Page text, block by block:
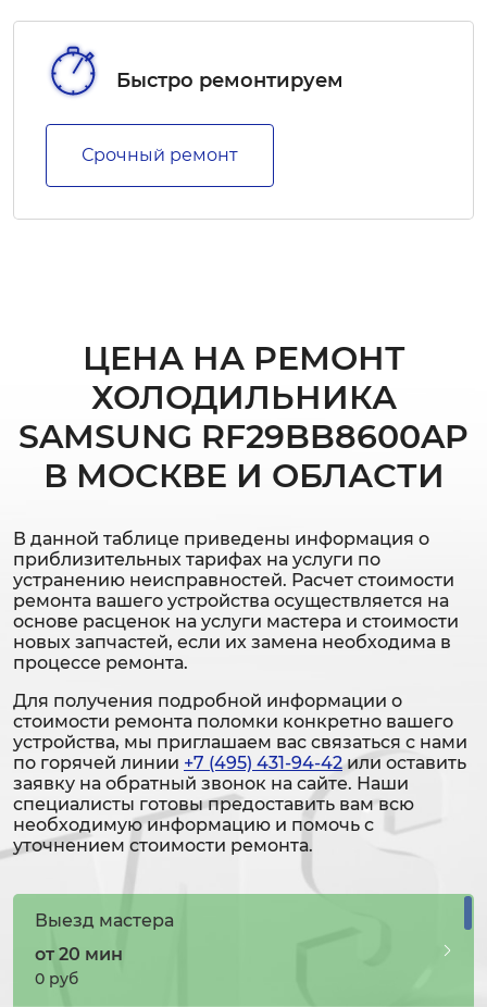
Быстро ремонтируем
Срочный ремонт
ЦЕНА НА РЕМОНТ
ХОЛОДИЛЬНИКА
SAMSUNG RF29BB8600AP
В МОСКВЕ И ОБЛАСТИ
В данной таблице приведены информация о
приблизительных тарифах на услуги по
устранению неисправностей. Расчет стоимости
ремонта вашего устройства осуществляется на
основе расценок на услуги мастера и стоимости
новых запчастей, если их замена необходима в
процессе ремонта.
Для получения подробной информации о
стоимости ремонта поломки конкретно вашего
устройства, мы приглашаем вас связаться с нами
по горячей линии +7 (495) 431-94-42 или оставить
заявку на обратный звонок на сайте. Наши
специалисты готовы предоставить вам всю
необходимую информацию и помочь с
уточнением стоимости ремонта.
Выезд мастера
от 20 мин
0 руб